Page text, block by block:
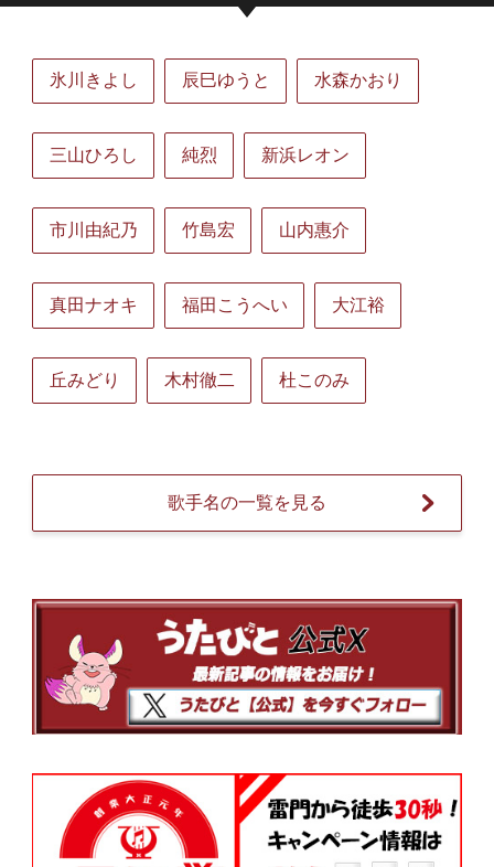
氷川きよし 辰巳ゆうと 水森かおり
三山ひろし 純烈 新浜レオン
市川由紀乃 竹島宏 山内惠介
真田ナオキ 福田こうへい 大江裕
丘みどり 木村徹二 杜このみ
歌手名の一覧を見る